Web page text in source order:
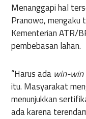
Menanggapi hal
Pranowo, mengaku
Kementerian ATR/
pembebasan lahan.
“Harus ada win-
itu. Masyarakat
menunjukkan
ada karena